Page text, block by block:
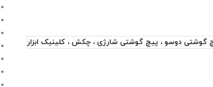
، پیچ گوشتی دوسو ، پیچ گوشتی شارژی ، چکش ، کلینیک ابزار